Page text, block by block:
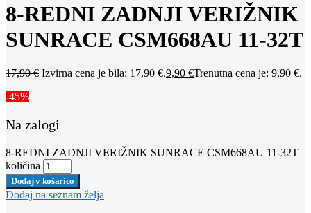
8-REDNI ZADNJI VERIŽNIK
SUNRACE CSM668AU 11-32T
17,90€ Izvirna cena je bila: 17,90 €.9,90 €Trenutna cena je: 9,90 €.
-45%
Na zalogi
8-REDNI ZADNJI VERIŽNIK SUNRACE CSM668AU 11-32T
količina
Dodaj v košarico
Dodaj na seznam želja